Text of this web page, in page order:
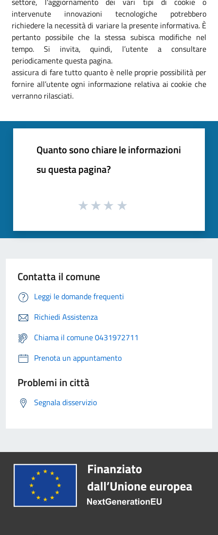
intervenute innovazioni tecnologiche potrebbero
richiedere la necessità di variare la presente informativa. È
pertanto possibile che la stessa subisca modifiche nel
tempo. Si invita, quindi, l’utente a consultare
periodicamente questa pagina.
assicura di fare tutto quanto è nelle proprie possibilità per
fornire all’utente ogni informazione relativa ai cookie che
verranno rilasciati.
Quanto sono chiare le informazioni
su questa pagina?
Contatta il comune
Leggi le domande frequenti
Richiedi Assistenza
Chiama il comune 0431972711
Prenota un appuntamento
Problemi in città
Segnala disservizio